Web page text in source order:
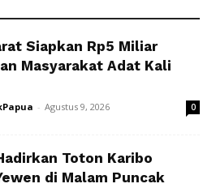
Siapkan Rp5 Miliar
Masyarakat Adat Kali
- Agustus 9, 2026 0
Toton Karibo
di Malam Puncak